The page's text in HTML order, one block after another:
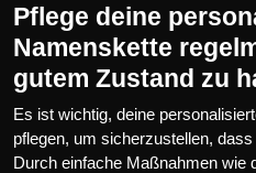
Pflege deine
Namenskette
gutem Zustand zu
Es ist wichtig, deine
pflegen, um sicherzustellen,
Durch einfache Maßnahmen wie